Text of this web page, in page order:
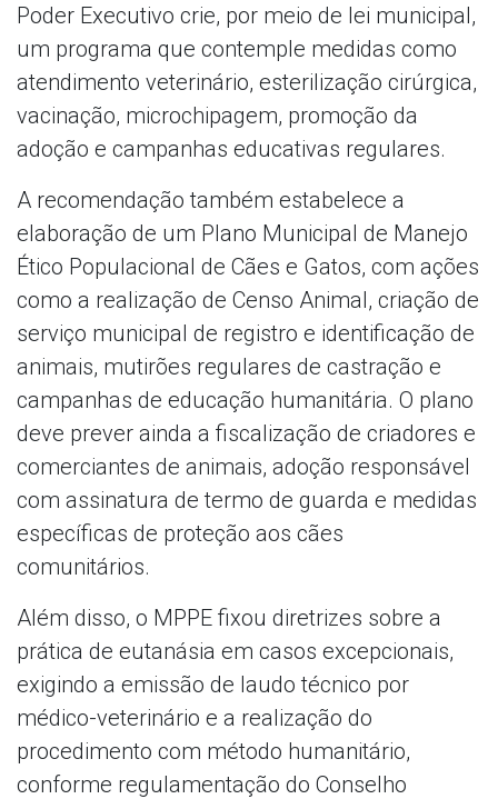
Poder Executivo crie, por meio de lei municipal,
um programa que contemple medidas como
atendimento veterinário, esterilização cirúrgica,
vacinação, microchipagem, promoção da
adoção e campanhas educativas regulares.
A recomendação também estabelece a
elaboração de um Plano Municipal de Manejo
Ético Populacional de Cães e Gatos, com ações
como a realização de Censo Animal, criação de
serviço municipal de registro e identificação de
animais, mutirões regulares de castração e
campanhas de educação humanitária. O plano
deve prever ainda a fiscalização de criadores e
comerciantes de animais, adoção responsável
com assinatura de termo de guarda e medidas
específicas de proteção aos cães
comunitários.
Além disso, o MPPE fixou diretrizes sobre a
prática de eutanásia em casos excepcionais,
exigindo a emissão de laudo técnico por
médico-veterinário e a realização do
procedimento com método humanitário,
conforme regulamentação do Conselho